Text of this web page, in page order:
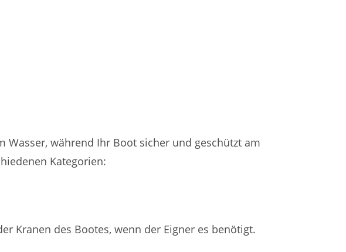
Wasser, während Ihr Boot sicher und geschützt am
Kategorien:
Kranen des Bootes, wenn der Eigner es benötigt.